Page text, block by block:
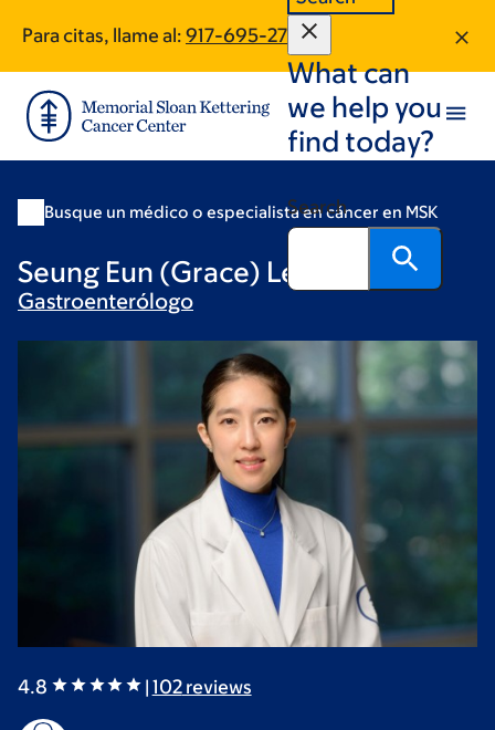
main
content
footer
Para citas, llame al: 917-695-2720
What can
we help you
find today?
Search
Busque un médico o especialista en cáncer en MSK
Seung Eun (Grace) Lee, MD
Gastroenterólogo
4.8 | 102reviews